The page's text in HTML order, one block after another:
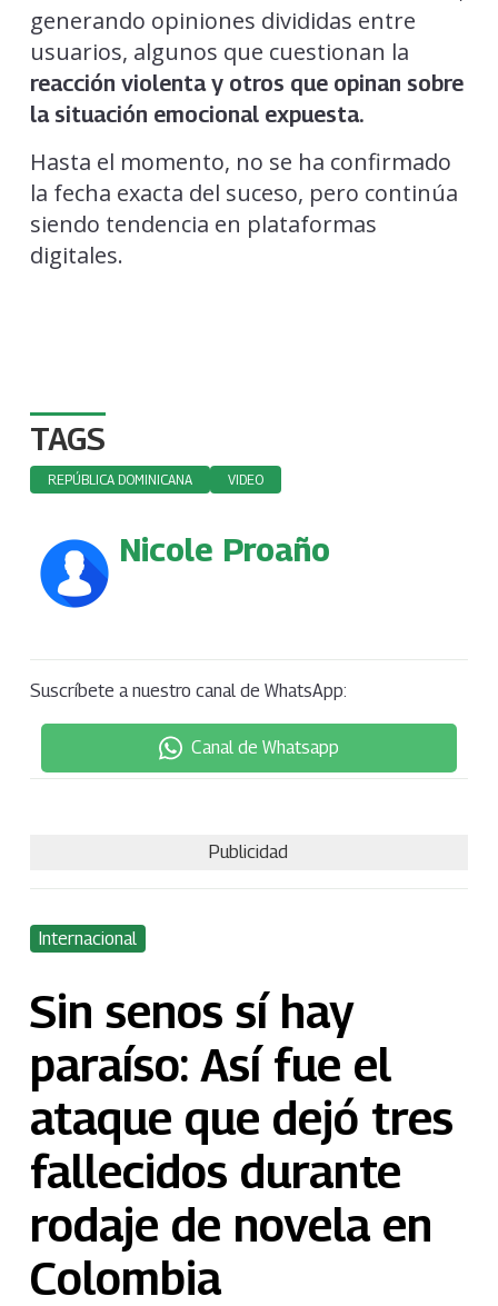
generando opiniones divididas entre
usuarios, algunos que cuestionan la
reacción violenta y otros que opinan sobre
la situación emocional expuesta.
Hasta el momento, no se ha confirmado
la fecha exacta del suceso, pero continúa
siendo tendencia en plataformas
digitales.
TAGS
REPÚBLICA DOMINICANA VIDEO
Nicole Proaño
Suscríbete a nuestro canal de WhatsApp:
Canal de Whatsapp
Publicidad
Internacional
Sin senos sí hay
paraíso: Así fue el
ataque que dejó tres
fallecidos durante
rodaje de novela en
Colombia